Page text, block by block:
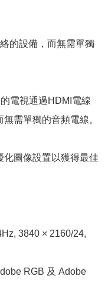
的設備，而無需單獨
電視通過HDMI電線
需單獨的音頻電線。
化圖像設置以獲得最佳